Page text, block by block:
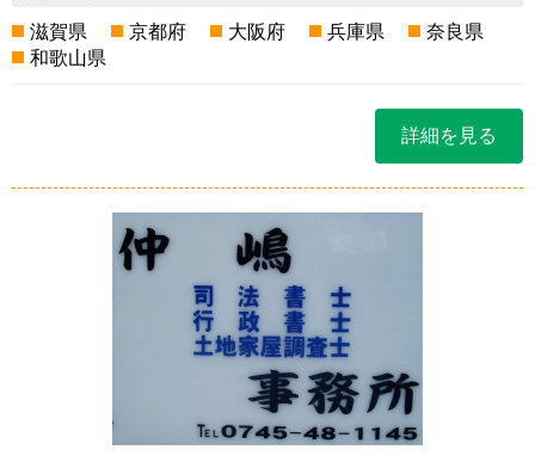
滋賀県 京都府 大阪府 兵庫県
奈良県
和歌山県
詳細を見る